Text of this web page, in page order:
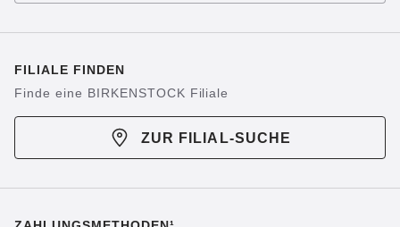
FILIALE FINDEN
Finde eine BIRKENSTOCK Filiale
ZUR FILIAL-SUCHE